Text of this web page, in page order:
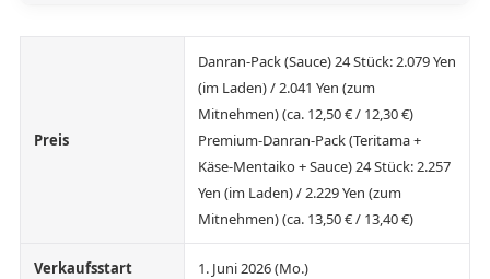
Preis
Danran-Pack (Sauce) 24 Stück: 2.079 Yen
(im Laden) / 2.041 Yen (zum
Mitnehmen) (ca. 12,50 € / 12,30 €)
Premium-Danran-Pack (Teritama +
Käse-Mentaiko + Sauce) 24 Stück: 2.257
Yen (im Laden) / 2.229 Yen (zum
Mitnehmen) (ca. 13,50 € / 13,40 €)
Verkaufsstart 1. Juni 2026 (Mo.)